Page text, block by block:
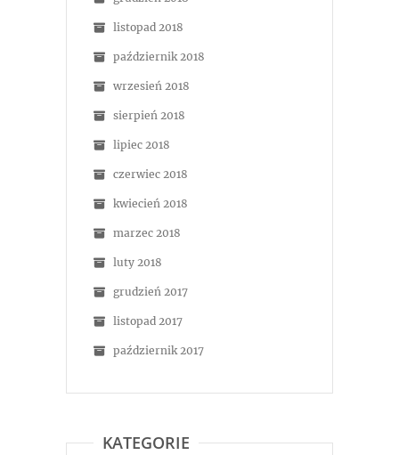
listopad 2018
październik 2018
wrzesień 2018
sierpień 2018
lipiec 2018
czerwiec 2018
kwiecień 2018
marzec 2018
luty 2018
grudzień 2017
listopad 2017
październik 2017
KATEGORIE